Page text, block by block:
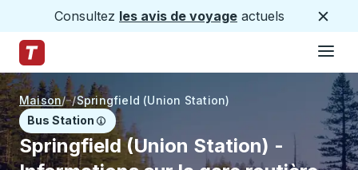
Consultez les avis de voyage actuels
Page d'accueil des sentiers
Maison/ /Springfield (Union Station)
Bus Station
Springfield (Union Station) -